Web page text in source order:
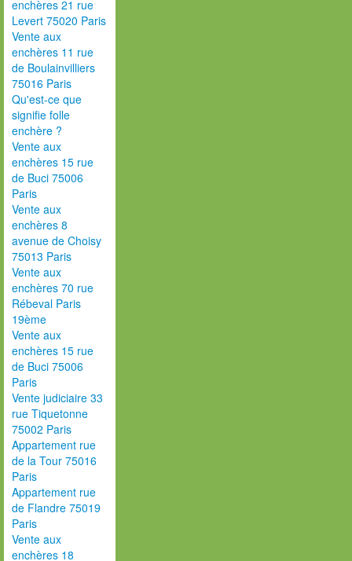
enchères 21 rue
Levert 75020 Paris
Vente aux
enchères 11 rue
de Boulainvilliers
75016 Paris
Qu'est-ce que
signifie folle
enchère ?
Vente aux
enchères 15 rue
de Buci 75006
Paris
Vente aux
enchères 8
avenue de Choisy
75013 Paris
Vente aux
enchères 70 rue
Rébeval Paris
19ème
Vente aux
enchères 15 rue
de Buci 75006
Paris
Vente judiciaire 33
rue Tiquetonne
75002 Paris
Appartement rue
de la Tour 75016
Paris
Appartement rue
de Flandre 75019
Paris
Vente aux
enchères 18